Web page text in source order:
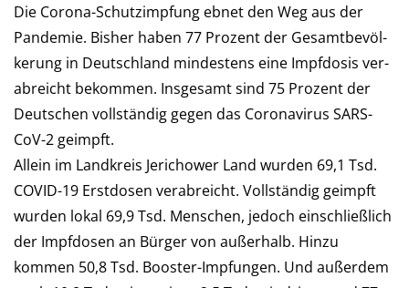
Die Corona-Schutzimpfung ebnet den Weg aus der
Pan­de­mie. Bis­her haben 77 Pro­zent der Ge­samt­be­völ­
ke­rung in Deutsch­land min­des­tens eine Impf­dosis ver­
ab­reicht be­kommen. Ins­ge­samt sind 75 Pro­zent der
Deutschen voll­stän­dig gegen das Corona­virus SARS-
CoV-2 geimpft.
Allein im Landkreis Jerichower Land wur­den 69,1 Tsd.
COVID-19 Erst­dosen verabreicht. Voll­stän­dig ge­impft
wurden lokal 69,9 Tsd. Men­schen, je­doch ein­schließ­lich
der Impf­do­sen an Bür­ger von außerhalb. Hinzu
kommen 50,8 Tsd. Booster-Impfungen. Und außer­dem